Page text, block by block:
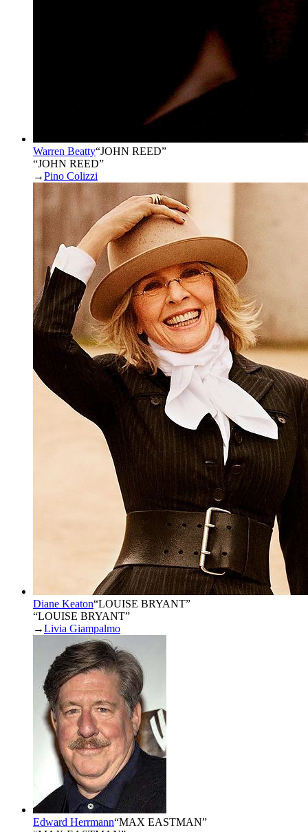
Warren Beatty“JOHN REED”
“JOHN REED”
→Pino Colizzi
Diane Keaton“LOUISE BRYANT”
“LOUISE BRYANT”
→Livia Giampalmo
Edward Herrmann“MAX EASTMAN”